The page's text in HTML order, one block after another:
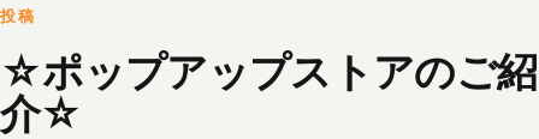
投稿
☆ポップアップストアのご紹
介☆